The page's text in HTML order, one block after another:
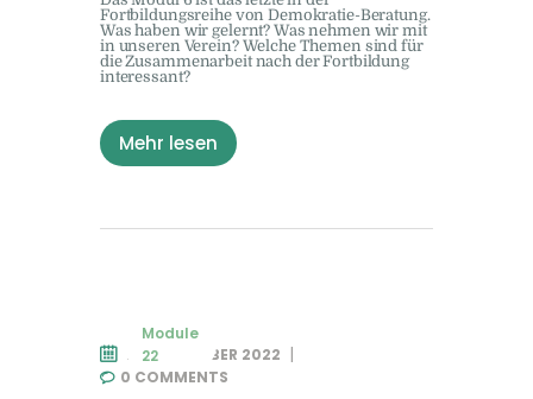
Fortbildungsreihe von Demokratie-Beratung.
Was haben wir gelernt? Was nehmen wir mit
in unseren Verein? Welche Themen sind für
die Zusammenarbeit nach der Fortbildung
interessant?
Mehr lesen
Module
22
17. SEPTEMBER 2022
0 COMMENTS